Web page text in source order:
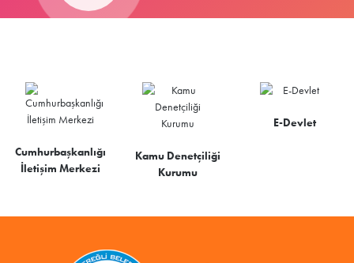
Cumhurbaşkanlığı
İletişim Merkezi
Kamu Denetçiliği
Kurumu
E-Devlet